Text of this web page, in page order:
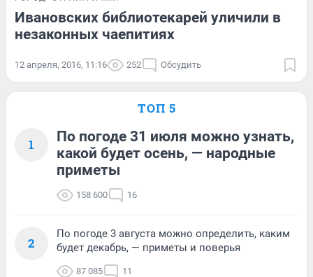
Ивановских библиотекарей уличили в
незаконных чаепитиях
12 апреля, 2016, 11:16 252 Обсудить
ТОП 5
1
По погоде 31 июля можно узнать,
какой будет осень, — народные
приметы
158 600 16
2
По погоде 3 августа можно определить, каким
будет декабрь, — приметы и поверья
87 085 11